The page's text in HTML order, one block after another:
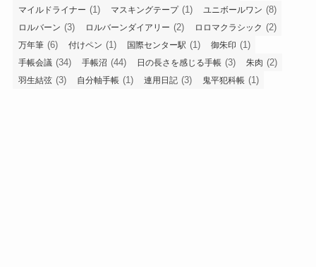
マイルドライナー (1) マスキングテープ(1) ユニボールワン (8)
ロルバーン (3) ロルバーンダイアリー (2) ロロマクラシック (2)
万年筆 (6) 付けペン (1) 国際センター駅 (1) 御朱印 (1)
手帳会議 (34) 手帳沼 (44) 日の長さを感じる手帳 (3) 朱肉 (2)
羽生結弦 (3) 自分軸手帳 (1) 連用日記 (3) 鬼平犯科帳 (1)